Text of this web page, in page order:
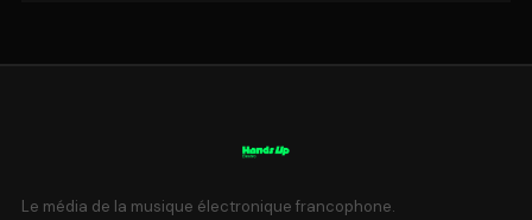
Le média de la musique électronique francophone.